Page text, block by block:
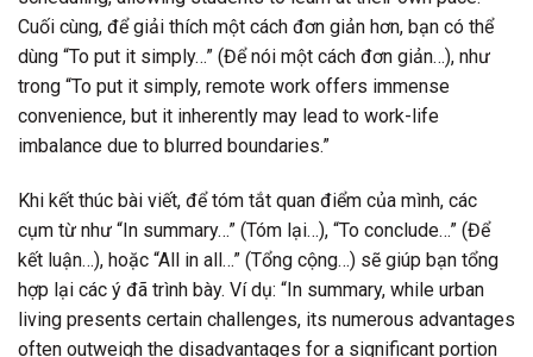
Cuối cùng, để giải thích một cách đơn giản hơn, bạn có thể
dùng “To put it simply…” (Để nói một cách đơn giản…), như
trong “To put it simply, remote work offers immense
convenience, but it inherently may lead to work-life
imbalance due to blurred boundaries.”
Khi kết thúc bài viết, để tóm tắt quan điểm của mình, các
cụm từ như “In summary…” (Tóm lại…), “To conclude…” (Để
kết luận…), hoặc “All in all…” (Tổng cộng…) sẽ giúp bạn tổng
hợp lại các ý đã trình bày. Ví dụ: “In summary, while urban
living presents certain challenges, its numerous advantages
often outweigh the disadvantages for a significant portion